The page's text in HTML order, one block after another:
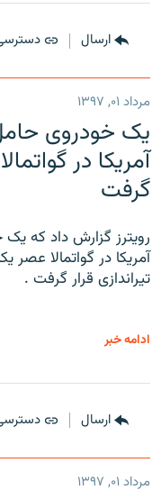
ارسال
مرداد ۰۱, ۱۳۹۷
یک خودروی
آمریکا در
گرفت
رویترز گزارش داد که
آمریکا در گواتمالا
تیراندازی قرار گرفت .
ادامه خبر
ارسال
مرداد ۰۱, ۱۳۹۷